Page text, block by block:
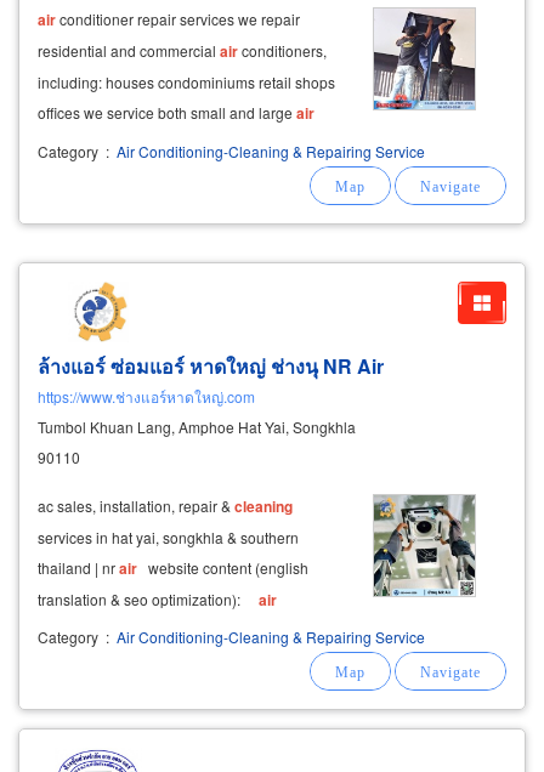
airconditioner repair services we repair
residential and commercial airconditioners,
including: houses condominiums retail shops
offices we service both small and large air
conditioningsystems of every type and
capacity, diagnosing problems accurately and
Category : Air Conditioning-Cleaning & Repairing Service
ล้างแอร์ ซ่อมแอร์ หาดใหญ่ ช่างนุ NR Air
https://www.ช่างแอร์หาดใหญ่.com
Tumbol Khuan Lang, Amphoe Hat Yai, Songkhla
90110
ac sales, installation, repair & cleaning
services in hat yai, songkhla & southern
thailand | nrair website content (english
translation & seo optimization): air
conditioningsales & professional installation in
Category : Air Conditioning-Cleaning & Repairing Service